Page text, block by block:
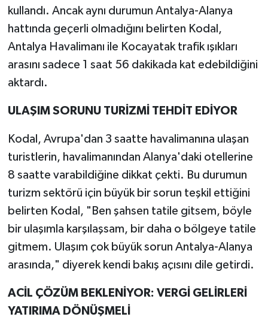
kullandı. Ancak aynı durumun Antalya-Alanya
hattında geçerli olmadığını belirten Kodal,
Antalya Havalimanı ile Kocayatak trafik ışıkları
arasını sadece 1 saat 56 dakikada kat edebildiğini
aktardı.
ULAŞIM SORUNU TURİZMİ TEHDİT EDİYOR
Kodal, Avrupa'dan 3 saatte havalimanına ulaşan
turistlerin, havalimanından Alanya'daki otellerine
8 saatte varabildiğine dikkat çekti. Bu durumun
turizm sektörü için büyük bir sorun teşkil ettiğini
belirten Kodal, "Ben şahsen tatile gitsem, böyle
bir ulaşımla karşılaşsam, bir daha o bölgeye tatile
gitmem. Ulaşım çok büyük sorun Antalya-Alanya
arasında," diyerek kendi bakış açısını dile getirdi.
ACİL ÇÖZÜM BEKLENİYOR: VERGİ GELİRLERİ
YATIRIMA DÖNÜŞMELİ